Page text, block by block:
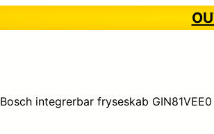
Bosch integrerbar fryseskab